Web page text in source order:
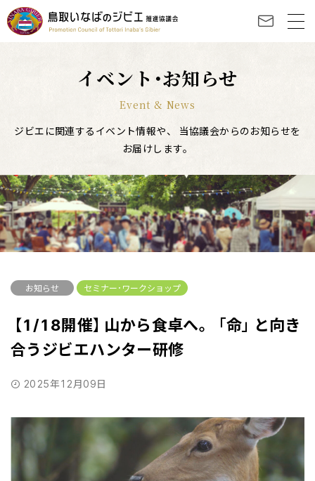
イベント･お知らせ
Event & News
ジビエに関連するイベント情報や、
当協議会からのお知らせを
お届けします。
お知らせ セミナー･ワークショップ
【1/18開催】山から食卓へ。「命」と向き
合うジビエハンター研修
2025年12月09日